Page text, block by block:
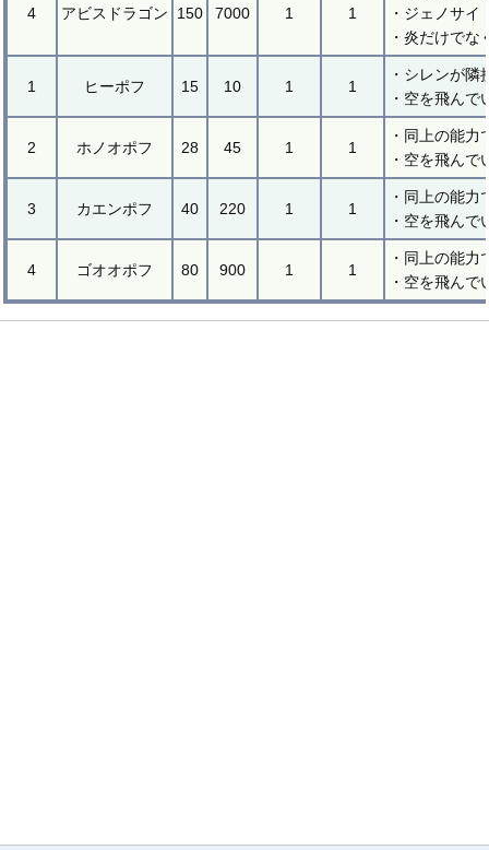
4 アビスドラゴン 150 7000 1 1
・ジェノサ
・炎だけで
1 ヒーポフ 15 10 1 1
・シレンが
・空を飛んで
2 ホノオポフ 28 45 1 1
・同上の能
・空を飛んで
3 カエンポフ 40 220 1 1
・同上の能
・空を飛んで
4 ゴオオポフ 80 900 1 1
・同上の能
・空を飛んで